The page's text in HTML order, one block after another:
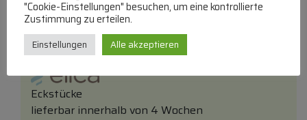
Rac0122565a Winkelstück Rac Vertikal Rund
Ø146 Rechteckig 94x227
Eckstücke
lieferbar innerhalb von 4 Wochen
"Cookie-Einstellungen" besuchen, um eine kontrollierte
Zustimmung zu erteilen.
Einstellungen Alle akzeptieren